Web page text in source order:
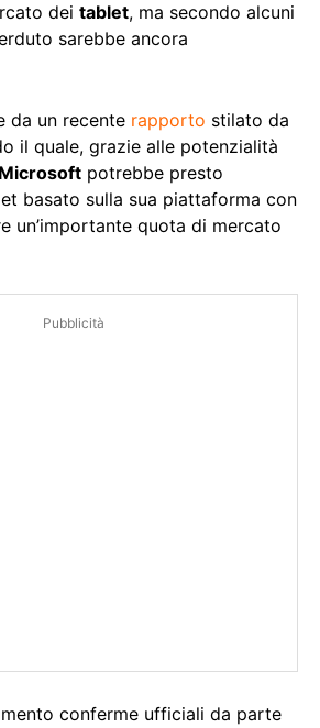
dei tablet, ma secondo alcuni
sarebbe ancora
da un recente rapporto stilato da
il quale, grazie alle potenzialità
Microsoft potrebbe presto
basato sulla sua piattaforma con
un’importante quota di mercato
Pubblicità
conferme ufficiali da parte